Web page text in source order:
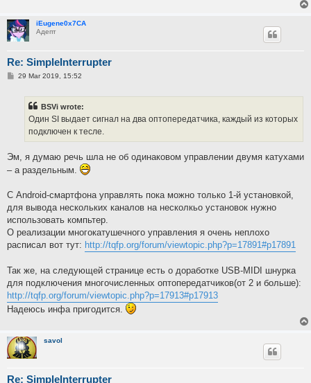
iEugene0x7CA
Адепт
Re: SimpleInterrupter
P29 Mar 2019, 15:52
BSVi wrote:
Один SI выдает сигнал на два оптопередатчика, каждый из которых
подключен к тесле.
Эм, я думаю речь шла не об одинаковом управлении двумя катухами
– а раздельным.
С Android-смартфона управлять пока можно только 1-й установкой,
для вывода нескольких каналов на несколкьо установок нужно
использовать компьтер.
О реализации многокатушечного управления я очень неплохо
расписал вот тут: http://tqfp.org/forum/viewtopic.php?p=17891#p17891
Так же, на следующей странице есть о доработке USB-MIDI шнурка
для подключения многочисленных оптопередатчиков(от 2 и больше):
http://tqfp.org/forum/viewtopic.php?p=17913#p17913
Надеюсь инфа пригодится.
savol
Re: SimpleInterrupter